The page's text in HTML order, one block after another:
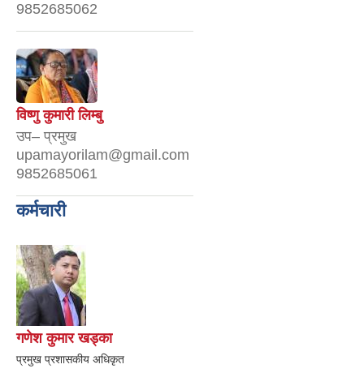
9852685062
विष्णु कुमारी लिम्बु
उप– प्रमुख
upamayorilam@gmail.com
9852685061
कर्मचारी
गणेश कुमार खड्का
प्रमुख प्रशासकीय अधिकृत